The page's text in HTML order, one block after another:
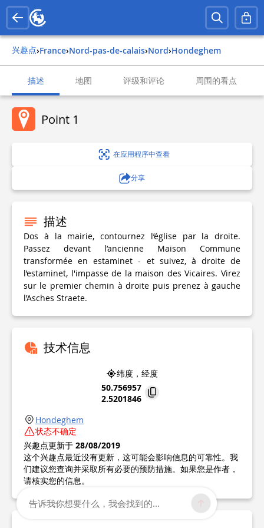
兴趣点› france› nord-pas-de-calais› nord› hondeghem
描述 地图 评级和评论 周围的看点
Point 1
在应用程序中查看
分享
描述
Dos à la mairie, contournez l’église par la droite.
Passez devant l’ancienne Maison Commune
transformée en estaminet - et suivez, à droite de
l’estaminet, l'impasse de la maison des Vicaires. Virez
sur le premier chemin à droite puis prenez à gauche
l’Asches Straete.
技术信息
纬度，经度
50.756957
2.5201846
Hondeghem
状态不确定
兴趣点更新于 28/08/2019
这个兴趣点最近没有更新，这可能会影响信息的可靠性。我
们建议您查询并采取所有必要的预防措施。如果您是作者，
请核实您的信息。
告诉我你想要什么，我会找到的...